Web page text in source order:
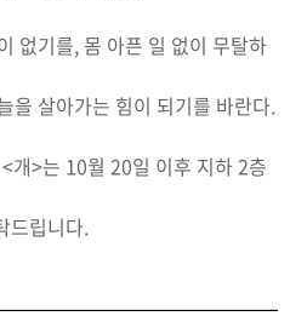
없기를, 몸 아픈 일 없이 무탈하
을 살아가는 힘이 되기를 바란다.
개>는 10월 20일 이후 지하 2층
드립니다.